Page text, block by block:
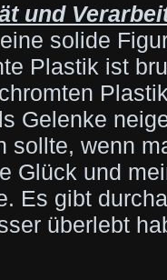
und
solide
Plastik ist
Gelenke
sollte, wenn
Glück und
Es gibt
überlebt